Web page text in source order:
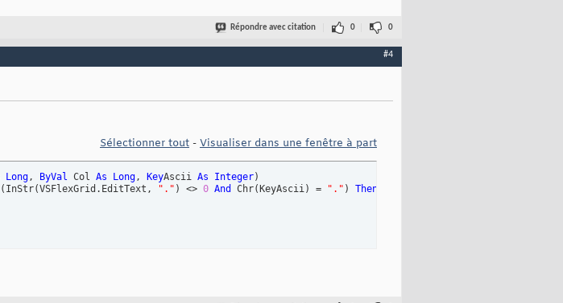
Répondre avec citation 0 0
#4
Sélectionner tout - Visualiser dans une fenêtre à part
Long, ByVal Col As Long, KeyAscii As Integer)
( InStr(VSFlexGrid.EditText, "." ) <> 0 And Chr( KeyAscii) = "." )
Then